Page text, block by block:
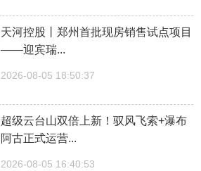
天河控股丨郑州首批现房销售试点项目
——迎宾瑞...
2026-08-05 18:50:37
超级云台山双倍上新！驭风飞索+瀑布
阿古正式运营...
2026-08-05 16:40:53